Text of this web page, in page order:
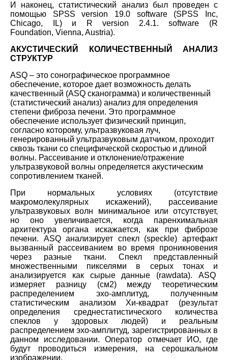
И наконец, статистический анализ был проведен с
помощью SPSS version 19.0 software (SPSS Inc,
Chicago, IL) и R version 2.4.1. software (R
Foundation, Vienna, Austria).
АКУСТИЧЕСКИЙ КОЛИЧЕСТВЕННЫЙ АНАЛИЗ
СТРУКТУР
ASQ – это сонографическое программное
обеспечение, которое дает возможность делать
качественный (ASQ сканограмма) и количественный
(статистический анализ) анализ для определения
степени фиброза печени. Это программное
обеспечение использует физический принцип,
согласно которому, ультразвуковая луч,
генерированный ультразвуковым датчиком, проходит
сквозь ткани со специфической скоростью и длиной
волны. Рассеивание и отклонение/отражение
ультразвуковой волны определяется акустическим
сопротивлением тканей.
При нормальных условиях (отсутствие
макромолекулярных искажений), рассеивание
ультразвуковых волн минимальное или отсутствует,
но оно увеличивается, когда паренхимальная
архитектура органа искажается, как при фиброзе
печени. ASQ анализирует спекл (speckle) артефакт
вызванный рассеиванием во время проникновения
через разные ткани. Спекл представленный
множественными пикселями в серых тонах и
анализируется как сырые данные (rawdata). ASQ
измеряет разницу (см2) между теоретическим
распределением эхо-амплитуд, полученным
статистическим анализом Хи-квадрат (результат
определения среднестатистического количества
спеклов у здоровых людей) и реальным
распределением эхо-амплитуд, зарегистрированных в
данном исследовании. Оператор отмечает ИО, где
будут проводиться измерения, на серошкальном
изображении.